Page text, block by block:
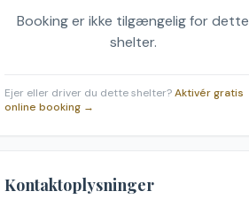
Booking er ikke tilgængelig for dette
shelter.
Ejer eller driver du dette shelter?Aktivér gratis
online booking →
Kontaktoplysninger